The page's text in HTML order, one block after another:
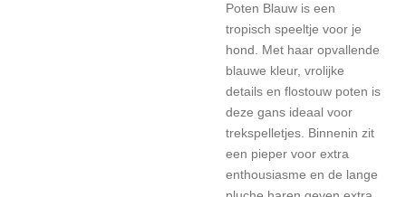
Poten Blauw is een
tropisch speeltje voor je
hond. Met haar opvallende
blauwe kleur, vrolijke
details en flostouw poten is
deze gans ideaal voor
trekspelletjes. Binnenin zit
een pieper voor extra
enthousiasme en de lange